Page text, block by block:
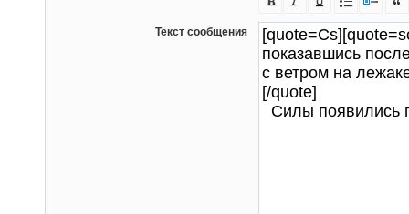
Текст сообщения